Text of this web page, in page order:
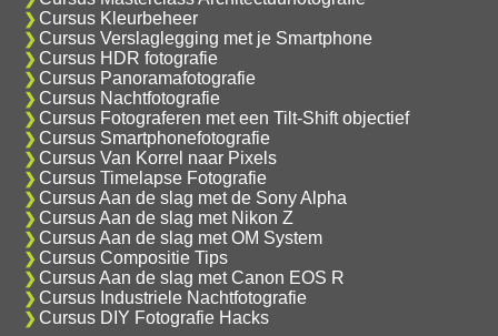
Cursus Kleurbeheer
Cursus Verslaglegging met je Smartphone
Cursus HDR fotografie
Cursus Panoramafotografie
Cursus Nachtfotografie
Cursus Fotograferen met een Tilt-Shift objectief
Cursus Smartphonefotografie
Cursus Van Korrel naar Pixels
Cursus Timelapse Fotografie
Cursus Aan de slag met de Sony Alpha
Cursus Aan de slag met Nikon Z
Cursus Aan de slag met OM System
Cursus Compositie Tips
Cursus Aan de slag met Canon EOS R
Cursus Industriele Nachtfotografie
Cursus DIY Fotografie Hacks